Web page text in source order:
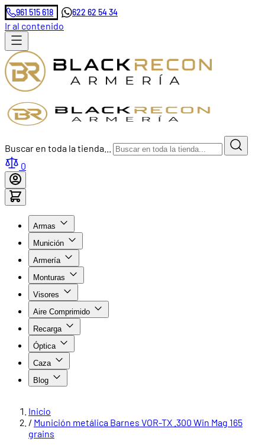
961 515 618 622 62 54 34
Ir al contenido
Buscar en toda la tienda...
0
Armas
Munición
Armería
Monturas
Visores
Aire Comprimido
Recarga
Óptica
Caza
Blog
Inicio
/ Munición metálica Barnes VOR-TX .300 Win Mag 165
grains